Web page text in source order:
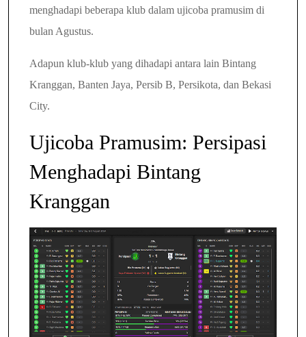
menghadapi beberapa klub dalam ujicoba pramusim di
bulan Agustus.
Adapun klub-klub yang dihadapi antara lain Bintang
Kranggan, Banten Jaya, Persib B, Persikota, dan Bekasi
City.
Ujicoba Pramusim: Persipasi
Menghadapi Bintang
Kranggan